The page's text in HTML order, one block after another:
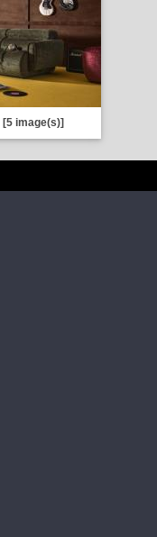
[5 image(s)]